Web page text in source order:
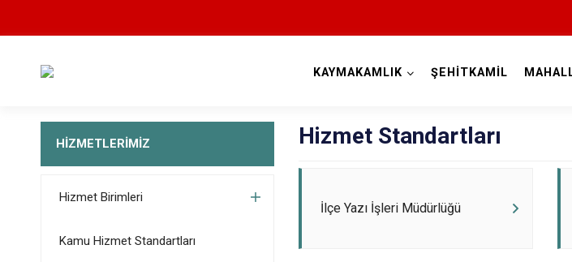
KAYMAKAMLIK ŞEHİTKAMİL
HİZMETLERİMİZ
Hizmet Birimleri
Kamu Hizmet Standartları
Hizmet Standartları
İlçe Yazı İşleri Müdürlüğü